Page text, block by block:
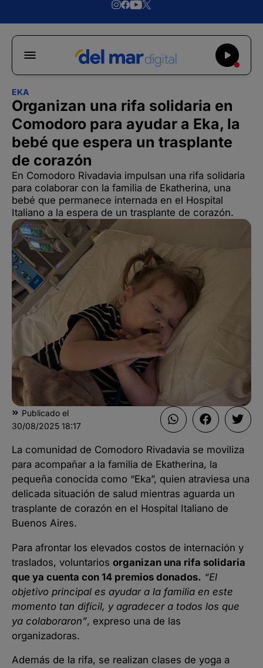
EKA
Organizan una rifa solidaria en
Comodoro para ayudar a Eka, la
bebé que espera un trasplante
de corazón
En Comodoro Rivadavia impulsan una rifa solidaria
para colaborar con la familia de Ekatherina, una
bebé que permanece internada en el Hospital
Italiano a la espera de un trasplante de corazón.
Publicado el
30/08/2025 18:17
La comunidad de Comodoro Rivadavia se moviliza
para acompañar a la familia de Ekatherina, la
pequeña conocida como “Eka”, quien atraviesa una
delicada situación de salud mientras aguarda un
trasplante de corazón en el Hospital Italiano de
Buenos Aires.
Para afrontar los elevados costos de internación y
traslados, voluntarios organizan una rifa solidaria
que ya cuenta con 14 premios donados. “El
objetivo principal es ayudar a la familia en este
momento tan difícil, y agradecer a todos los que
ya colaboraron”, expreso una de las
organizadoras.
Además de la rifa, se realizan clases de yoga a